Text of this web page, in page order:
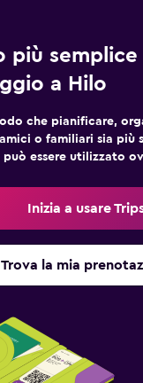
più
a Hilo
che pianificare,
o familiari sia più
può essere utilizzato
Inizia a usare
Trova la mia